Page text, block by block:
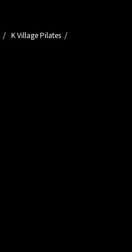
K Village Pilates